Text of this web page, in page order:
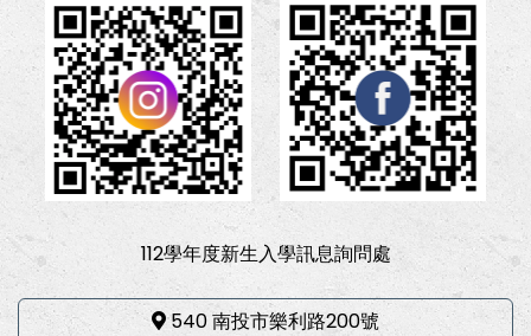
112學年度新生入學訊息詢問處
540 南投市樂利路200號